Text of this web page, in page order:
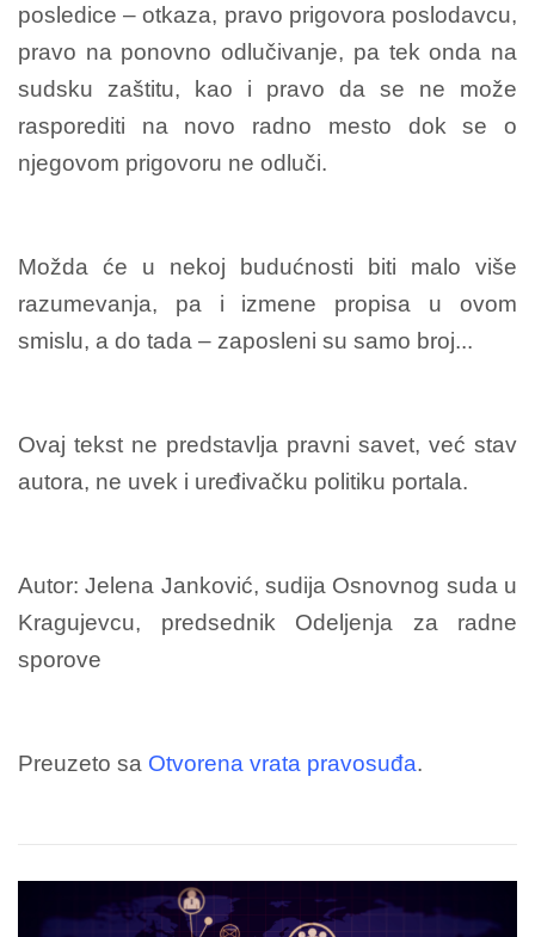
posledice – otkaza, pravo prigovora poslodavcu,
pravo na ponovno odlučivanje, pa tek onda na
sudsku zaštitu, kao i pravo da se ne može
rasporediti na novo radno mesto dok se o
njegovom prigovoru ne odluči.
Možda će u nekoj budućnosti biti malo više
razumevanja, pa i izmene propisa u ovom
smislu, a do tada – zaposleni su samo broj...
Ovaj tekst ne predstavlja pravni savet, već stav
autora, ne uvek i uređivačku politiku portala.
Autor: Jelena Janković, sudija Osnovnog suda u
Kragujevcu, predsednik Odeljenja za radne
sporove
Preuzeto sa Otvorena vrata pravosuđa.